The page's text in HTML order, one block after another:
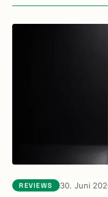
REVIEWS 30. Juni